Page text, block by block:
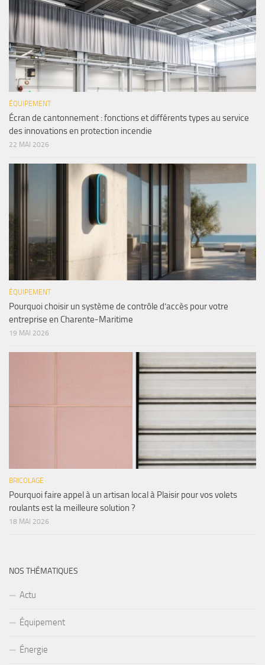
ÉQUIPEMENT
Écran de cantonnement : fonctions et différents types au service
des innovations en protection incendie
22 MAI 2026
ÉQUIPEMENT
Pourquoi choisir un système de contrôle d’accès pour votre
entreprise en Charente-Maritime
19 MAI 2026
BRICOLAGE
Pourquoi faire appel à un artisan local à Plaisir pour vos volets
roulants est la meilleure solution ?
18 MAI 2026
NOS THÉMATIQUES
Actu
Équipement
Énergie